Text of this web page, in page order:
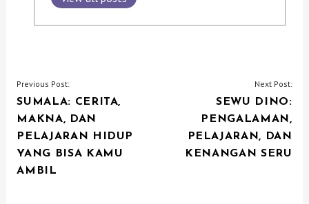
P
O
T
N
Previous Post:
SUMALA: CERITA,
MAKNA, DAN
PELAJARAN HIDUP
YANG BISA KAMU
AMBIL
Next Post:
SEWU DINO:
PENGALAMAN,
PELAJARAN, DAN
KENANGAN SERU